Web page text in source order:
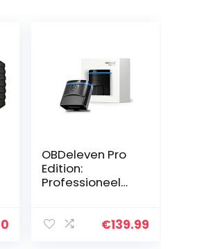
OBDeleven Pro
Edition:
Professioneel
scangereedsch
€139.99